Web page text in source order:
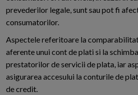
prevederilor legale, sunt sau pot fi
consumatorilor.
Aspectele referitoare la
aferente unui cont de plati si la
prestatorilor de servicii de plata, iar
asigurarea accesului la conturile de
de credit.